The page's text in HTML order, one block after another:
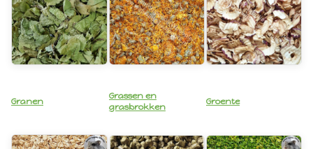
Granen
Grassen en
grasbrokken
Groente